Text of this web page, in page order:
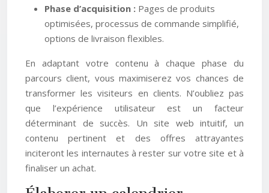
Phase d’acquisition : Pages de produits
optimisées, processus de commande simplifié,
options de livraison flexibles.
En adaptant votre contenu à chaque phase du
parcours client, vous maximiserez vos chances de
transformer les visiteurs en clients. N’oubliez pas
que l’expérience utilisateur est un facteur
déterminant de succès. Un site web intuitif, un
contenu pertinent et des offres attrayantes
inciteront les internautes à rester sur votre site et à
finaliser un achat.